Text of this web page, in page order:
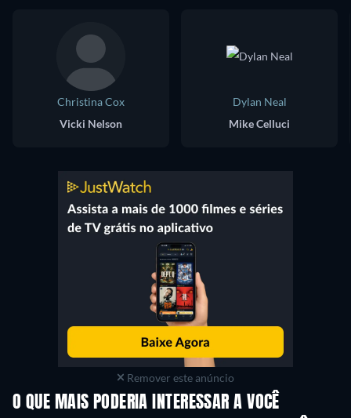
Christina Cox
Vicki Nelson
Dylan Neal
Mike Celluci
Remover este anúncio
O QUE MAIS PODERIA INTERESSAR A VOCÊ
Série Série